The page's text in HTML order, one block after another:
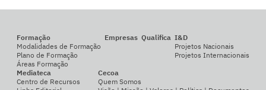
Formação
Modalidades de Formação
Plano de Formação
Áreas Formação
Empresas Qualifica I&D
Projetos Nacionais
Projetos Internacionais
Mediateca
Centro de Recursos
Cecoa
Quem Somos